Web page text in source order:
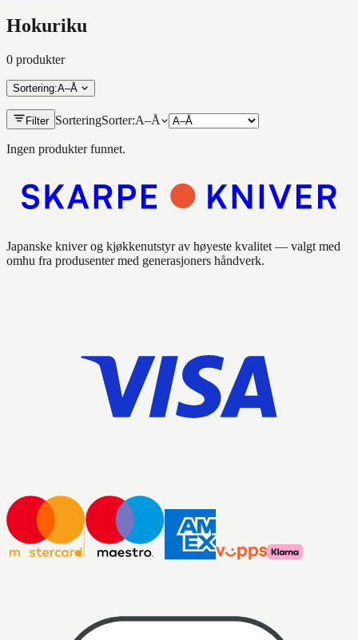
Hokuriku
0 produkter
Sortering:A–Å
Filter SorteringSorter:A–Å
Ingen produkter funnet.
Japanske kniver og kjøkkenutstyr av høyeste kvalitet — valgt med
omhu fra produsenter med generasjoners håndverk.